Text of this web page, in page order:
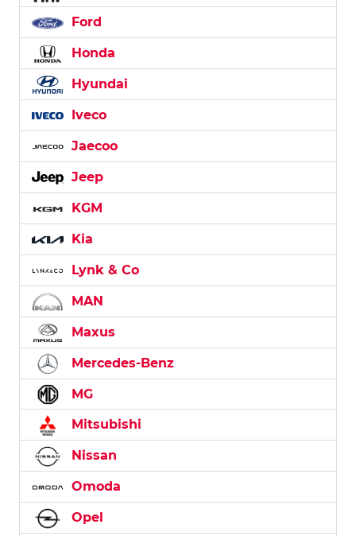
Ford
Honda
Hyundai
Iveco
Jaecoo
Jeep
KGM
Kia
Lynk & Co
MAN
Maxus
Mercedes-Benz
MG
Mitsubishi
Nissan
Omoda
Opel